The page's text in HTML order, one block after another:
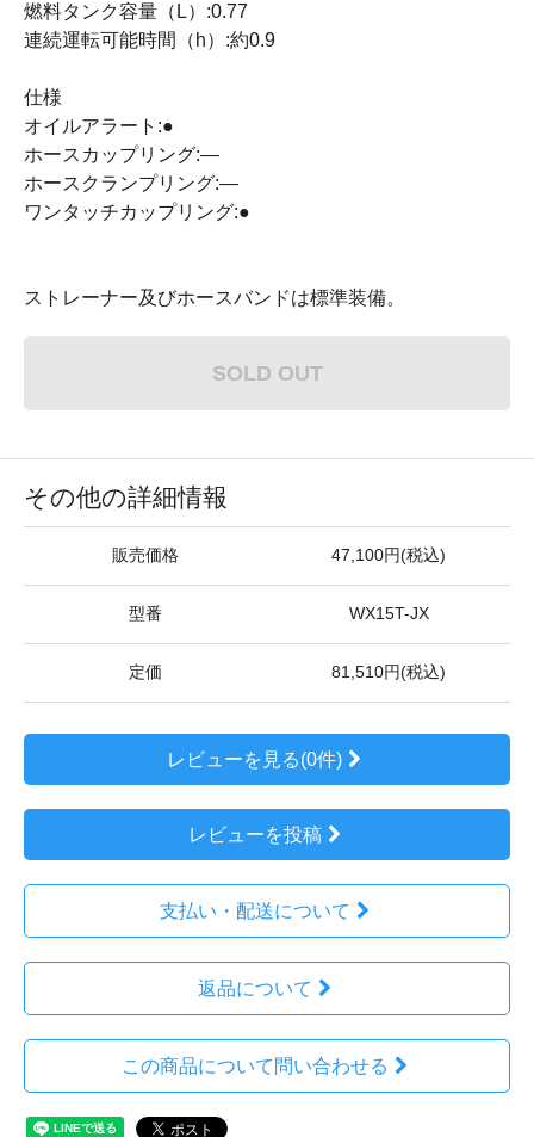
燃料タンク容量（L）:0.77
連続運転可能時間（h）:約0.9
仕様
オイルアラート:●
ホースカップリング:―
ホースクランプリング:―
ワンタッチカップリング:●
ストレーナー及びホースバンドは標準装備。
SOLD OUT
その他の詳細情報
販売価格 47,100円(税込)
型番 WX15T-JX
定価 81,510円(税込)
レビューを見る(0件)
レビューを投稿
支払い・配送について
返品について
この商品について問い合わせる